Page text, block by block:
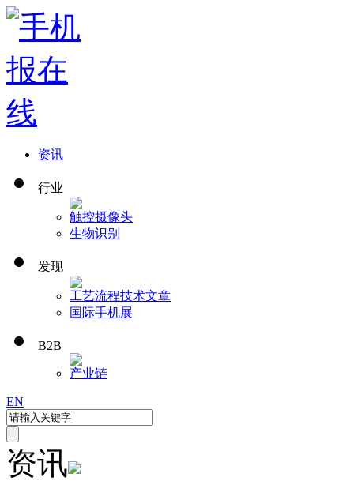
资讯
行业
触控摄像头
生物识别
发现
工艺流程技术文章
国际手机展
B2B
产业链
EN
资讯